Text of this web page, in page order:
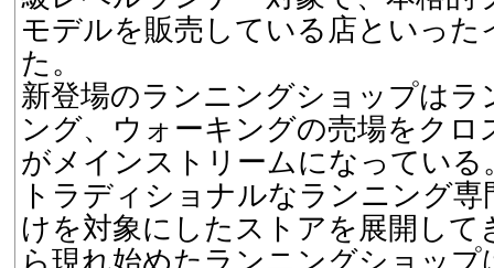
モデルを販売している店といった
た。
新登場のランニングショップはラ
ング、ウォーキングの売場をクロ
がメインストリームになっている
トラディショナルなランニング
けを対象にしたストアを展開して
ら現れ始めたランニングショッ